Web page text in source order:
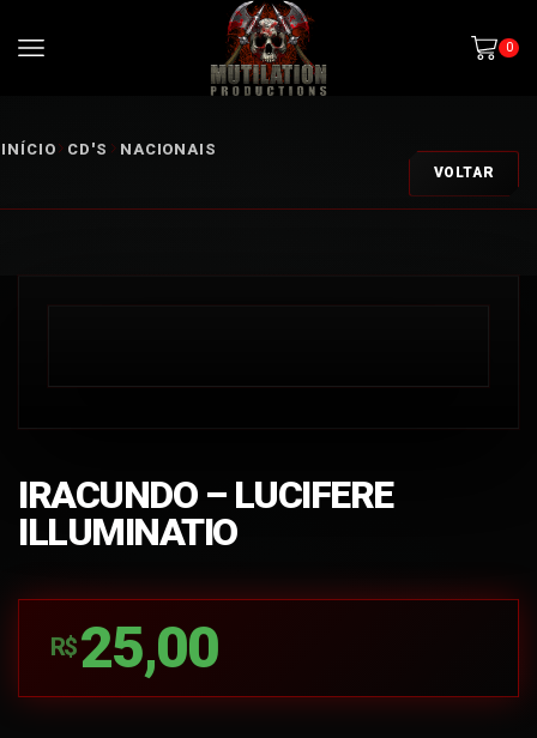
0
INÍCIO CD'S NACIONAIS
VOLTAR
IRACUNDO – LUCIFERE
ILLUMINATIO
R$ 25,00